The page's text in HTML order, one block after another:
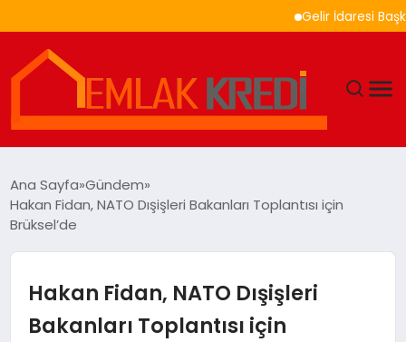
Gelir İdaresi
EKONOMI
Ana Sayfa Gündem
Hakan Fidan, NATO Dışişleri Bakanları Toplantısı için
Brüksel’de
Hakan Fidan, NATO Dışişleri
Bakanları Toplantısı için